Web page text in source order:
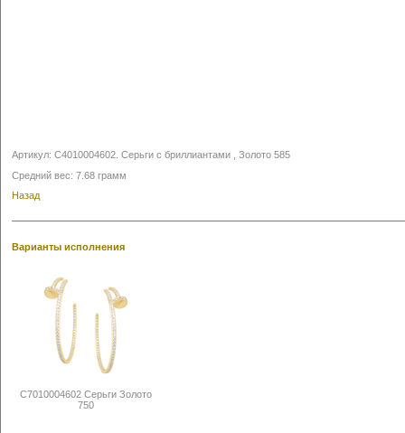
Артикул: С4010004602 Серьги с бриллиантами , Золото 585
Средний вес: 7.68 грамм
Назад
Варианты исполнения
С7010004602 Серьги Золото
750